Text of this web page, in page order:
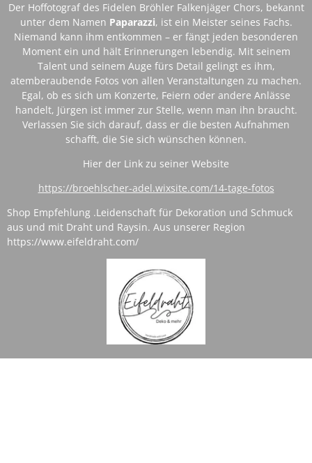
Der Hoffotograf des Fidelen Bröhler Falkenjäger Chors, bekannt
unter dem Namen Paparazzi, ist ein Meister seines Fachs.
Niemand kann ihm entkommen – er fängt jeden besonderen
Moment ein und hält Erinnerungen lebendig. Mit seinem
Talent und seinem Auge fürs Detail gelingt es ihm,
atemberaubende Fotos von allen Veranstaltungen zu machen.
Egal, ob es sich um Konzerte, Feiern oder andere Anlässe
handelt, Jürgen ist immer zur Stelle, wenn man ihn braucht.
Verlassen Sie sich darauf, dass er die besten Aufnahmen
schafft, die Sie sich wünschen können.
Hier der Link zu seiner Website
https://broehlscher-adel.wixsite.com/14-tage-fotos
Shop Empfehlung .Leidenschaft für Dekoration und Schmuck
aus und mit Draht und Raysin. Aus unserer Region
https://www.eifeldraht.com/